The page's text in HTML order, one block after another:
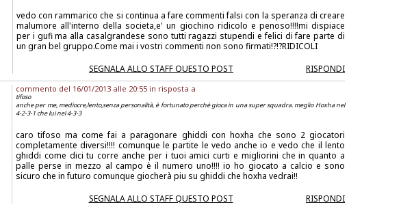
vedo con rammarico che si continua a fare commenti falsi con la speranza di creare
malumore all'interno della societa,e' un giochino ridicolo e penoso!!!!mi dispiace
per i gufi ma alla casalgrandese sono tutti ragazzi stupendi e felici di fare parte di
un gran bel gruppo.Come mai i vostri commenti non sono firmati!?!?RIDICOLI
SEGNALA ALLO STAFF QUESTO POST
RISPONDI
commento del 16/01/2013 alle 20:55 in risposta a
tifoso
anche per me, mediocre,lento,senza personalità, è fortunato perchè gioca in una super squadra. meglio Hoxha nel
4-2-3-1 che lui nel 4-3-3
caro tifoso ma come fai a paragonare ghiddi con hoxha che sono 2 giocatori
completamente diversi!!!! comunque le partite le vedo anche io e vedo che il lento
ghiddi come dici tu corre anche per i tuoi amici curti e migliorini che in quanto a
palle perse in mezzo al campo è il numero uno!!!! io ho giocato a calcio e sono
sicuro che in futuro comunque giocherà piu su ghiddi che hoxha vedrai!!
SEGNALA ALLO STAFF QUESTO POST
RISPONDI